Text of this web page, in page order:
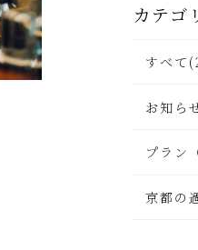
カテゴ
すべて
お知ら
プラン
京都の